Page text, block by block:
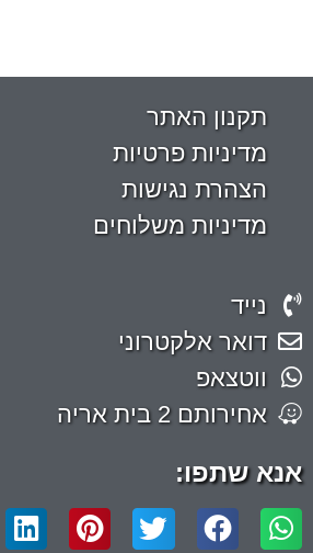
תקנון האתר
מדיניות פרטיות
הצהרת נגישות
מדיניות משלוחים
נייד
דואר אלקטרוני
ווטצאפ
אחירותם 2 בית אריה
אנא שתפו: